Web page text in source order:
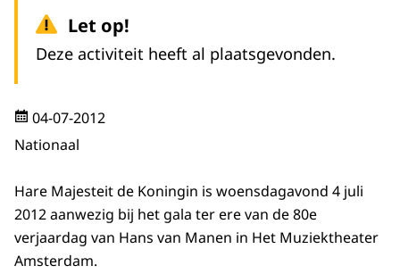
Let op!
Deze activiteit heeft al plaatsgevonden.
04-07-2012
Nationaal
Hare Majesteit de Koningin is woensdagavond 4 juli
2012 aanwezig bij het gala ter ere van de 80e
verjaardag van Hans van Manen in Het Muziektheater
Amsterdam.